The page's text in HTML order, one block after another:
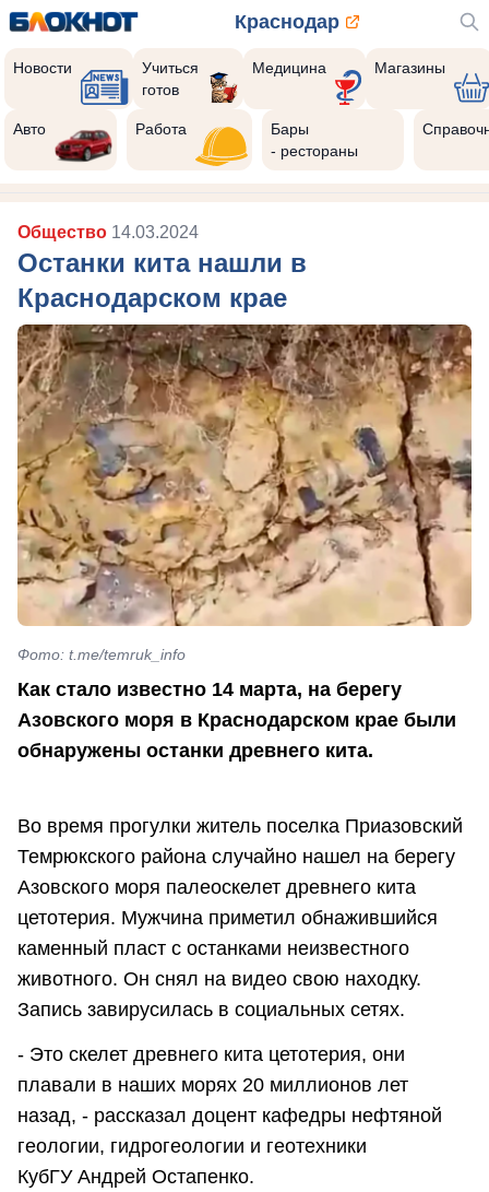
Краснодар
Новости
Учиться
готов
Медицина Магазины
Авто Работа
Бары
- рестораны
Общество 14.03.2024
Останки кита нашли в
Краснодарском крае
Фото: t.me/temruk_info
Как стало известно 14 марта, на берегу
Азовского моря в Краснодарском крае были
обнаружены останки древнего кита.
Во время прогулки житель поселка Приазовский
Темрюкского района случайно нашел на берегу
Азовского моря палеоскелет древнего кита
цетотерия. Мужчина приметил обнажившийся
каменный пласт с останками неизвестного
животного. Он снял на видео свою находку.
Запись завирусилась в социальных сетях.
- Это скелет древнего кита цетотерия, они
плавали в наших морях 20 миллионов лет
назад, - рассказал доцент кафедры нефтяной
геологии, гидрогеологии и геотехники
КубГУ Андрей Остапенко.